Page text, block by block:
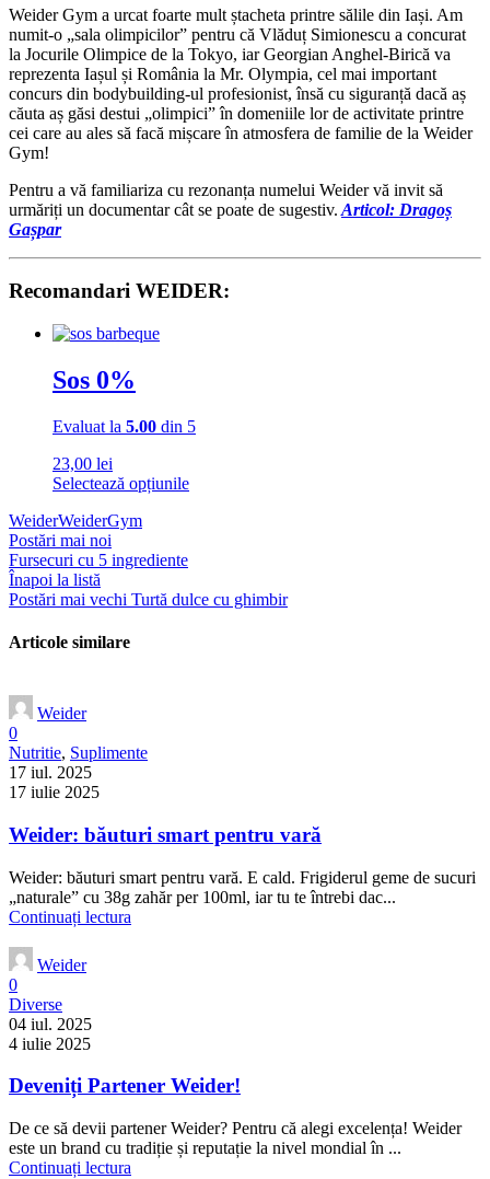
Weider Gym a urcat foarte mult ștacheta printre sălile din Iași. Am
numit-o „sala olimpicilor” pentru că Vlăduț Simionescu a concurat
la Jocurile Olimpice de la Tokyo, iar Georgian Anghel-Birică va
reprezenta Iașul și România la Mr. Olympia, cel mai important
concurs din bodybuilding-ul profesionist, însă cu siguranță dacă aș
căuta aș găsi destui „olimpici” în domeniile lor de activitate printre
cei care au ales să facă mișcare în atmosfera de familie de la Weider
Gym!
Pentru a vă familiariza cu rezonanța numelui Weider vă invit să
urmăriți un documentar cât se poate de sugestiv. Articol: Dragoș
Gașpar
Recomandari WEIDER:
Sos 0%
Evaluat la 5.00 din 5
23,00 lei
Selectează opțiunile
WeiderWeiderGym
Postări mai noi
Fursecuri cu 5 ingrediente
Înapoi la listă
Postări mai vechi Turtă dulce cu ghimbir
Articole similare
Weider
0
Nutritie, Suplimente
17 iul. 2025
17 iulie 2025
Weider: băuturi smart pentru vară
Weider: băuturi smart pentru vară. E cald. Frigiderul geme de sucuri
„naturale” cu 38g zahăr per 100ml, iar tu te întrebi dac...
Continuați lectura
Weider
0
Diverse
04 iul. 2025
4 iulie 2025
Deveniți Partener Weider!
De ce să devii partener Weider? Pentru că alegi excelența! Weider
este un brand cu tradiție și reputație la nivel mondial în ...
Continuați lectura